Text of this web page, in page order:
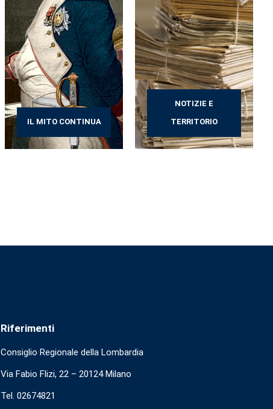
IL MITO CONTINUA
NOTIZIE E
TERRITORIO
Riferimenti
Consiglio Regionale della Lombardia
Via Fabio Flizi, 22 – 20124 Milano
Tel. 02674821